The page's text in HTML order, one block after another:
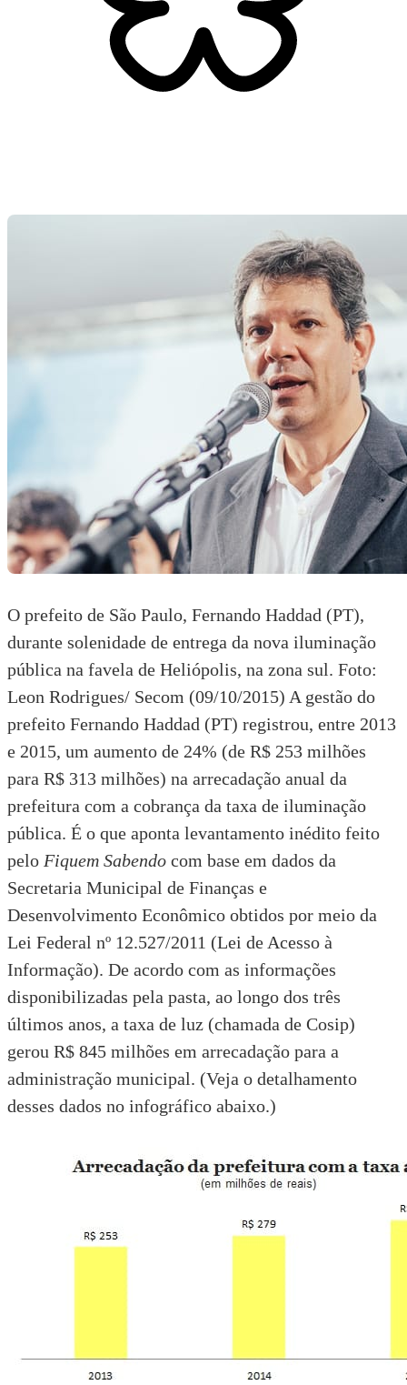
O prefeito de São Paulo, Fernando Haddad (PT),
durante solenidade de entrega da nova iluminação
pública na favela de Heliópolis, na zona sul. Foto:
Leon Rodrigues/ Secom (09/10/2015) A gestão do
prefeito Fernando Haddad (PT) registrou, entre 2013
e 2015, um aumento de 24% (de R$ 253 milhões
para R$ 313 milhões) na arrecadação anual da
prefeitura com a cobrança da taxa de iluminação
pública. É o que aponta levantamento inédito feito
pelo Fiquem Sabendo com base em dados da
Secretaria Municipal de Finanças e
Desenvolvimento Econômico obtidos por meio da
Lei Federal nº 12.527/2011 (Lei de Acesso à
Informação). De acordo com as informações
disponibilizadas pela pasta, ao longo dos três
últimos anos, a taxa de luz (chamada de Cosip)
gerou R$ 845 milhões em arrecadação para a
administração municipal. (Veja o detalhamento
desses dados no infográfico abaixo.)